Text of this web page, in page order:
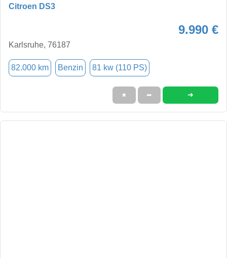
Citroen DS3
9.990 €
Karlsruhe, 76187
82.000 km Benzin 81 kw (110 PS)
★ ➦ ➜